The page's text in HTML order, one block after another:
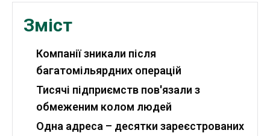
Зміст
Компанії зникали після
багатомільярдних операцій
Тисячі підприємств пов'язали з
обмеженим колом людей
Одна адреса – десятки зареєстрованих